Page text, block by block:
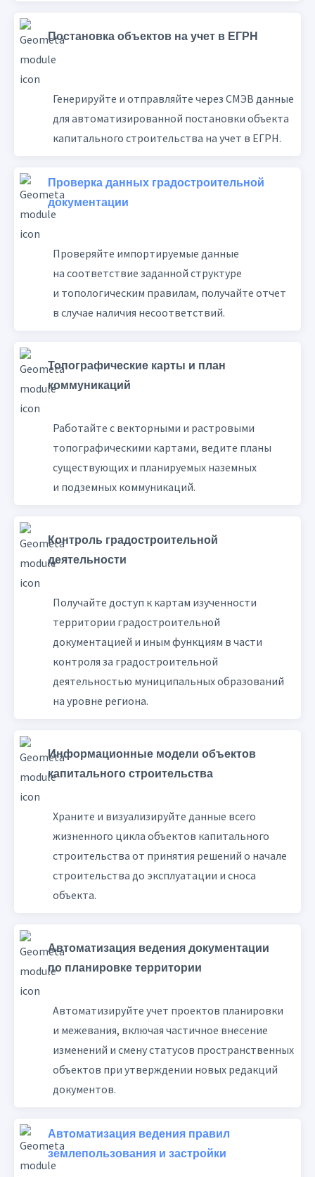
Постановка объектов на учет в ЕГРН
Генерируйте и отправляйте через СМЭВ данные
для автоматизированной постановки объекта
капитального строительства на учет в ЕГРН.
Проверка данных градостроительной
документации
Проверяйте импортируемые данные
на соответствие заданной структуре
и топологическим правилам, получайте отчет
в случае наличия несоответствий.
Топографические карты и план
коммуникаций
Работайте с векторными и растровыми
топографическими картами, ведите планы
существующих и планируемых наземных
и подземных коммуникаций.
Контроль градостроительной
деятельности
Получайте доступ к картам изученности
территории градостроительной
документацией и иным функциям в части
контроля за градостроительной
деятельностью муниципальных образований
на уровне региона.
Информационные модели объектов
капитального строительства
Храните и визуализируйте данные всего
жизненного цикла объектов капитального
строительства от принятия решений о начале
строительства до эксплуатации и сноса
объекта.
Автоматизация ведения документации
по планировке территории
Автоматизируйте учет проектов планировки
и межевания, включая частичное внесение
изменений и смену статусов пространственных
объектов при утверждении новых редакций
документов.
Автоматизация ведения правил
землепользования и застройки